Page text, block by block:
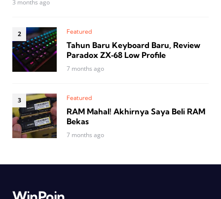
3 months ago
Featured
Tahun Baru Keyboard Baru, Review
Paradox ZX‑68 Low Profile
7 months ago
Featured
RAM Mahal! Akhirnya Saya Beli RAM
Bekas
7 months ago